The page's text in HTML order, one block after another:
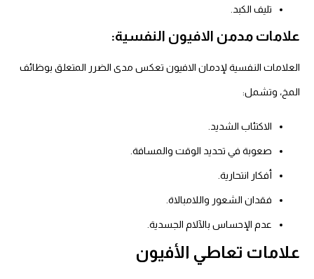
تليف الكبد.
علامات مدمن الافيون النفسية:
العلامات النفسية لإدمان الافيون تعكس مدى الضرر المتعلق بوظائف
المخ، وتشمل:
الاكتئاب الشديد.
صعوبة في تحديد الوقت والمسافة.
أفكار انتحارية.
فقدان الشعور واللامبالاة.
عدم الإحساس بالآلام الجسدية.
علامات تعاطي الأفيون